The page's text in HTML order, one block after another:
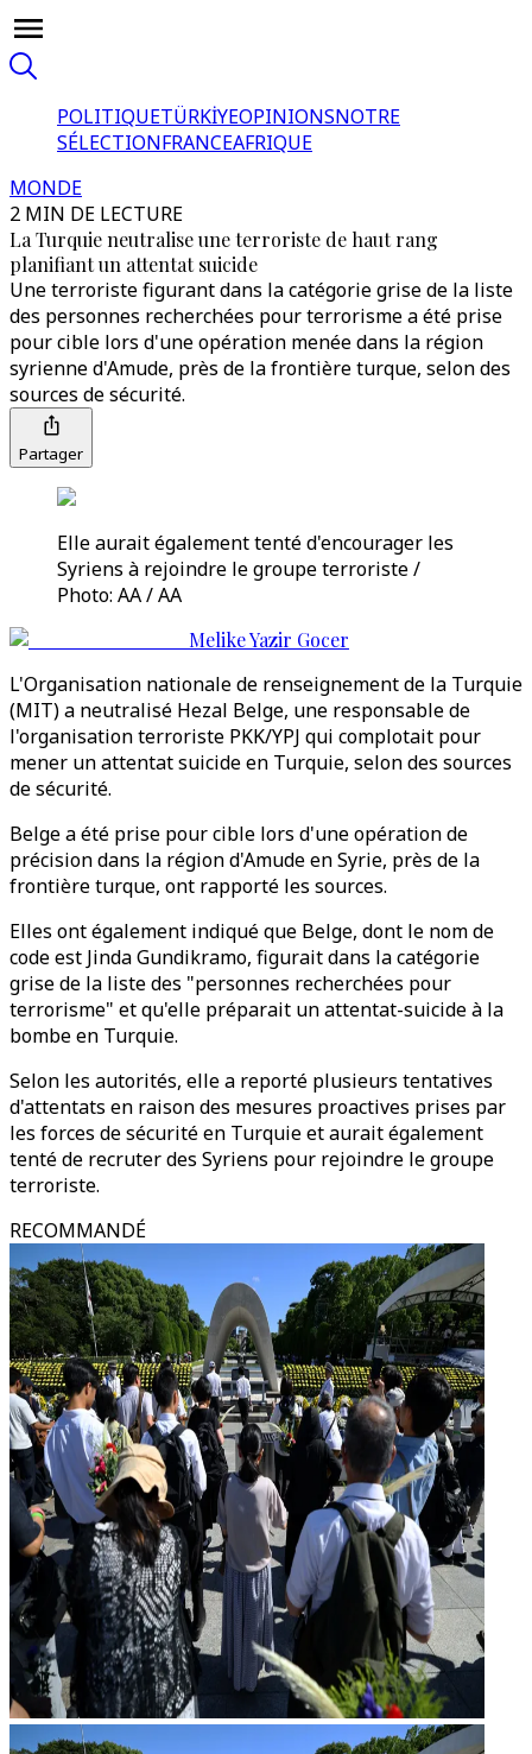
POLITIQUETÜRKİYEOPINIONSNOTRE
SÉLECTIONFRANCEAFRIQUE
MONDE
2 MIN DE LECTURE
La Turquie neutralise une terroriste de haut rang
planifiant un attentat suicide
Une terroriste figurant dans la catégorie grise de la liste
des personnes recherchées pour terrorisme a été prise
pour cible lors d'une opération menée dans la région
syrienne d'Amude, près de la frontière turque, selon des
sources de sécurité.
Partager
Elle aurait également tenté d'encourager les
Syriens à rejoindre le groupe terroriste /
Photo: AA / AA
Melike Yazir Gocer
L'Organisation nationale de renseignement de la Turquie
(MIT) a neutralisé Hezal Belge, une responsable de
l'organisation terroriste PKK/YPJ qui complotait pour
mener un attentat suicide en Turquie, selon des sources
de sécurité.
Belge a été prise pour cible lors d'une opération de
précision dans la région d'Amude en Syrie, près de la
frontière turque, ont rapporté les sources.
Elles ont également indiqué que Belge, dont le nom de
code est Jinda Gundikramo, figurait dans la catégorie
grise de la liste des "personnes recherchées pour
terrorisme" et qu'elle préparait un attentat-suicide à la
bombe en Turquie.
Selon les autorités, elle a reporté plusieurs tentatives
d'attentats en raison des mesures proactives prises par
les forces de sécurité en Turquie et aurait également
tenté de recruter des Syriens pour rejoindre le groupe
terroriste.
RECOMMANDÉ